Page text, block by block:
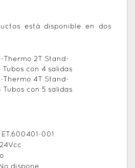
está disponible en dos
Thermo 2T Stand-
Tubos con 4 salidas
Thermo 4T Stand-
Tubos con 5 salidas
ET.600401-001
dispone